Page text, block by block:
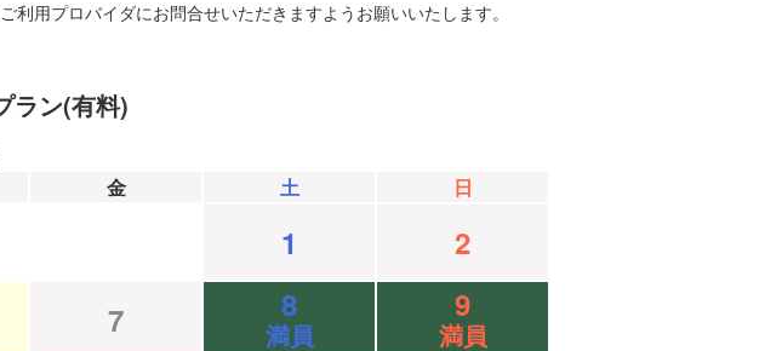
用プロバイダにお問合せいただきますようお願いいたします。
ラン(有料)
金 土 日
1
2
7 8
満員
9
満員